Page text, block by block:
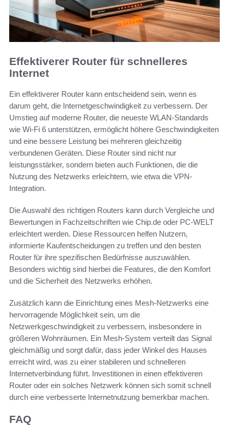
Effektiverer Router für schnelleres
Internet
Ein effektiverer Router kann entscheidend sein, wenn es
darum geht, die Internetgeschwindigkeit zu verbessern. Der
Umstieg auf moderne Router, die neueste WLAN-Standards
wie Wi-Fi 6 unterstützen, ermöglicht höhere Geschwindigkeiten
und eine bessere Leistung bei mehreren gleichzeitig
verbundenen Geräten. Diese Router sind nicht nur
leistungsstärker, sondern bieten auch Funktionen, die die
Nutzung des Netzwerks erleichtern, wie etwa die VPN-
Integration.
Die Auswahl des richtigen Routers kann durch Vergleiche und
Bewertungen in Fachzeitschriften wie Chip.de oder PC-WELT
erleichtert werden. Diese Ressourcen helfen Nutzern,
informierte Kaufentscheidungen zu treffen und den besten
Router für ihre spezifischen Bedürfnisse auszuwählen.
Besonders wichtig sind hierbei die Features, die den Komfort
und die Sicherheit des Netzwerks erhöhen.
Zusätzlich kann die Einrichtung eines Mesh-Netzwerks eine
hervorragende Möglichkeit sein, um die
Netzwerkgeschwindigkeit zu verbessern, insbesondere in
größeren Wohnräumen. Ein Mesh-System verteilt das Signal
gleichmäßig und sorgt dafür, dass jeder Winkel des Hauses
erreicht wird, was zu einer stabileren und schnelleren
Internetverbindung führt. Investitionen in einen effektiveren
Router oder ein solches Netzwerk können sich somit schnell
durch eine verbesserte Internetnutzung bemerkbar machen.
FAQ